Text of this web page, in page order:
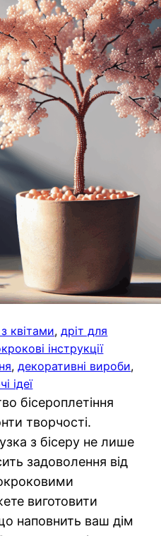
квітами, дріт для
інструкції
, декоративні вироби
ідеї
бісероплетіння
творчості.
з бісеру не лише
задоволення від
виготовити
наповнить ваш дім